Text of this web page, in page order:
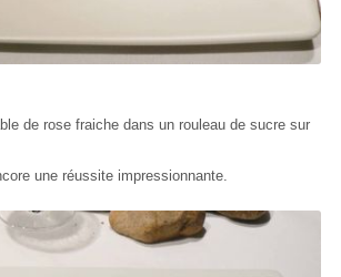
de rose fraiche dans un rouleau de sucre sur
une réussite impressionnante.